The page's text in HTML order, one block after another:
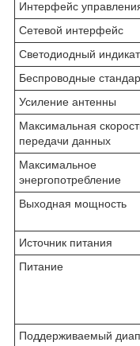
Интерфейс
Сетевой интерфейс
Светодиодный
Беспроводные
Усиление антенны
Максимальная
передачи данных
Максимальное
энергопотребление
Выходная мощность
Источник питания
Питание
Поддерживаемый